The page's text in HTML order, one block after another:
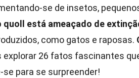
se de insetos,
quoll está ameaçado de
como gatos e raposas.
explorar 26 fatos fascinantes
se para se surpreender!